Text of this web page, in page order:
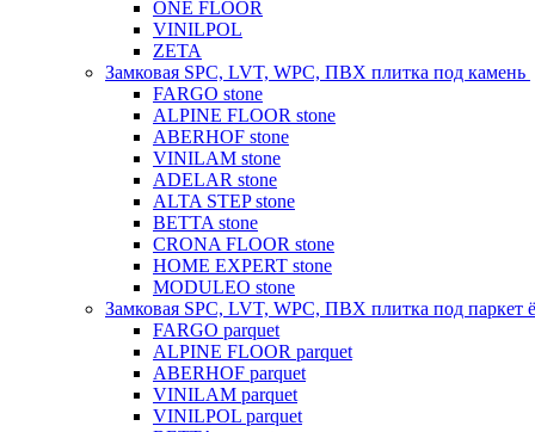
ONE FLOOR
VINILPOL
ZETA
Замковая SPC, LVT, WPC, ПВХ плитка под камень
FARGO stone
ALPINE FLOOR stone
ABERHOF stone
VINILAM stone
ADELAR stone
ALTA STEP stone
BETTA stone
CRONA FLOOR stone
HOME EXPERT stone
MODULEO stone
Замковая SPC, LVT, WPC, ПВХ плитка под паркет
FARGO parquet
ALPINE FLOOR parquet
ABERHOF parquet
VINILAM parquet
VINILPOL parquet